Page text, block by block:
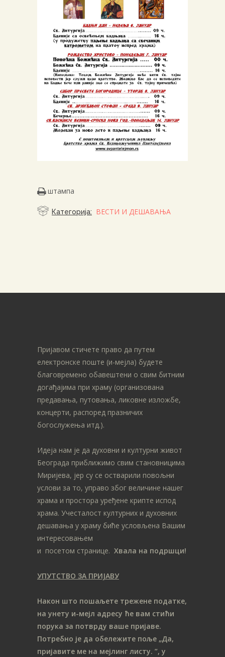
штампа
Категорија: ВЕСТИ И ДЕШАВАЊА
Пријавом стичете право да путем
електронске поште (и-мејла) будете
благовремено обавештени о свим битним
догађајима при храму (организована
предавања, путовања, ликовне изложбе,
концерти, распоред празничих
богослужења итд.).
Идеја нам је да духовни и културни живот
Београда приближимо свим становницима
Миријева, јер су се остварили повољни
услови за то, управо због величине нашег
храма и простора уређене крипте испод
храма. Учесталост културних и духовних
дешавања у храму биће условљена Вашим
интересовањем
и посетом странице. Хвала на подршци!
УПУТСТВО ЗА ПРИЈАВУ
Након што пошаљете трежене податке,
на унету и-мејл адресу ће вам стићи
порука за потврду ваше пријаве.
Потребно је да обележите поље „Да,
пријавите ме на мeјлинг листу. ”, у